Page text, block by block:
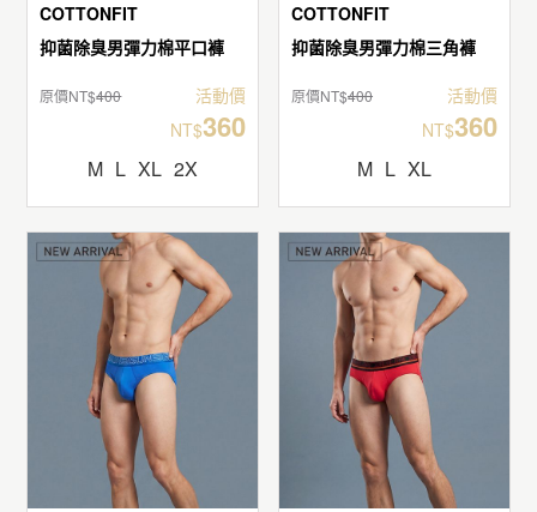
COTTONFIT
抑菌除臭男彈力棉平口褲
原價NT$400
活動價
NT$360
M L XL 2X
COTTONFIT
抑菌除臭男彈力棉三角褲
原價NT$400
活動價
NT$360
M L XL